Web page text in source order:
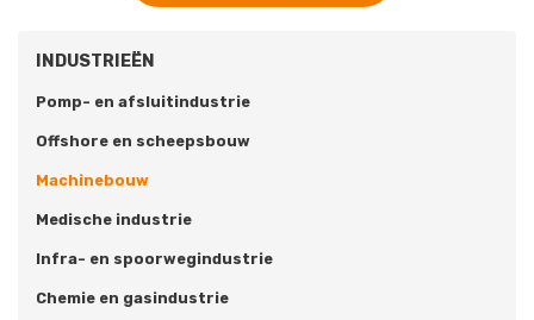
INDUSTRIEËN
Pomp- en afsluitindustrie
Offshore en scheepsbouw
Machinebouw
Medische industrie
Infra- en spoorwegindustrie
Chemie en gasindustrie